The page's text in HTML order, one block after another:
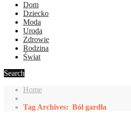
Dom
Dziecko
Moda
Uroda
Zdrowie
Rodzina
Świat
Search
Home
Tag Archives: Ból gardła